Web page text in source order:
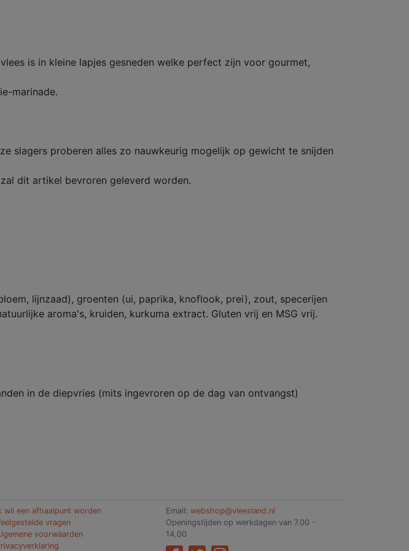
is in kleine lapjes gesneden welke perfect zijn voor gourmet,
marinade.
slagers proberen alles zo nauwkeurig mogelijk op gewicht te snijden
dit artikel bevroren geleverd worden.
lijnzaad), groenten (ui, paprika, knoflook, prei), zout, specerijen
aroma's, kruiden, kurkuma extract. Gluten vrij en MSG vrij.
in de diepvries (mits ingevroren op de dag van ontvangst)
wil een afhaalpunt worden
vragen
voorwaarden
Email: webshop@vleesland.nl
Openingstijden op werkdagen van 7.00 -
14.00